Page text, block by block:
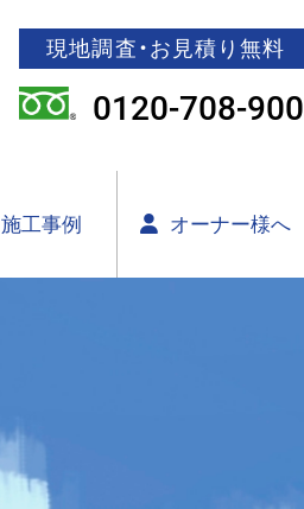
現地調査・お見積り無料
0120-708-900
施工事例 オーナー様へ